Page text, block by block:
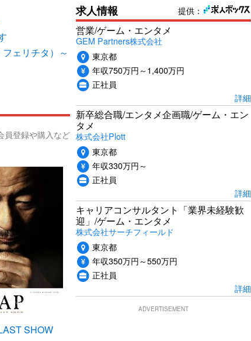
ェリチタ）～
員登録や購入など
SHOW
提供：
求人情報
営業/ゲーム・エンタメ
GEM Partners株式会社
東京都
年収750万円～1,400万円
正社員
詳細
新卒総合職/エンタメ企画職/ゲーム・エン
タメ
株式会社Plott
東京都
年収330万円～
正社員
詳細
キャリアコンサルタント「業界未経験歓
迎」/ゲーム・エンタメ
株式会社サーチフィールド
東京都
年収350万円～550万円
正社員
詳細
ADVERTISEMENT